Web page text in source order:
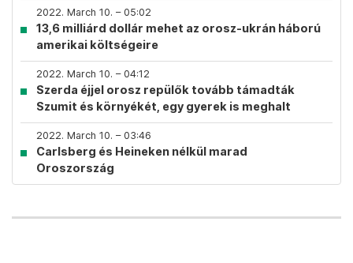
2022. March 10. – 05:02
13,6 milliárd dollár mehet az orosz-ukrán háború
amerikai költségeire
2022. March 10. – 04:12
Szerda éjjel orosz repülők tovább támadták
Szumit és környékét, egy gyerek is meghalt
2022. March 10. – 03:46
Carlsberg és Heineken nélkül marad
Oroszország